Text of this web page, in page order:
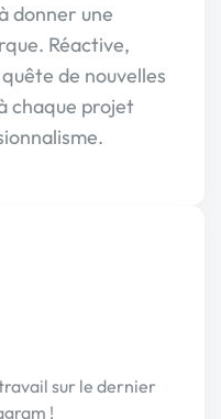
donner une
Réactive,
de nouvelles
chaque projet
sur le dernier
!